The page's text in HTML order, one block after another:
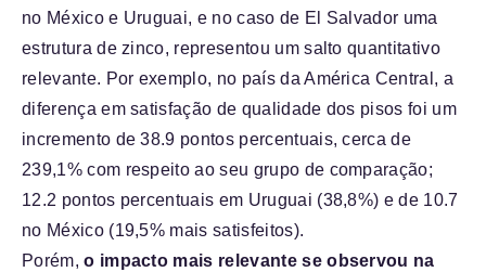
no México e Uruguai, e no caso de El Salvador uma
estrutura de zinco, representou um salto quantitativo
relevante. Por exemplo, no país da América Central, a
diferença em satisfação de qualidade dos pisos foi um
incremento de 38.9 pontos percentuais, cerca de
239,1% com respeito ao seu grupo de comparação;
12.2 pontos percentuais em Uruguai (38,8%) e de 10.7
no México (19,5% mais satisfeitos).
Porém,o impacto mais relevante se observou na